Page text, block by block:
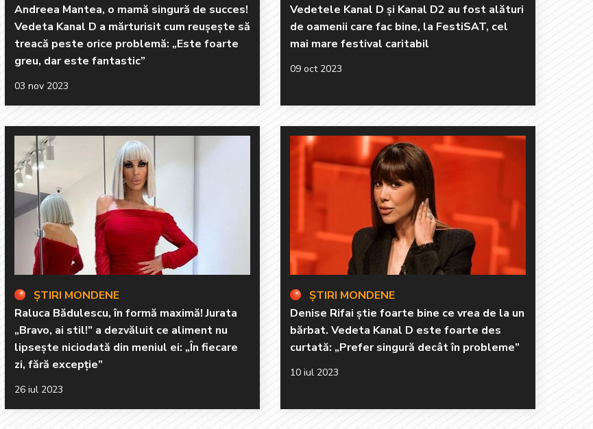
Andreea Mantea, o mamă singură de succes!
Vedeta Kanal D a mărturisit cum reușește să
treacă peste orice problemă: „Este foarte
greu, dar este fantastic”
03 nov 2023
Vedetele Kanal D și Kanal D2 au fost alături
de oamenii care fac bine, la FestiSAT, cel
mai mare festival caritabil
09 oct 2023
ȘTIRI MONDENE
Raluca Bădulescu, în formă maximă! Jurata
„Bravo, ai stil!” a dezvăluit ce aliment nu
lipsește niciodată din meniul ei: „În fiecare
zi, fără excepție”
26 iul 2023
ȘTIRI MONDENE
Denise Rifai știe foarte bine ce vrea de la un
bărbat. Vedeta Kanal D este foarte des
curtată: „Prefer singură decât în probleme”
10 iul 2023